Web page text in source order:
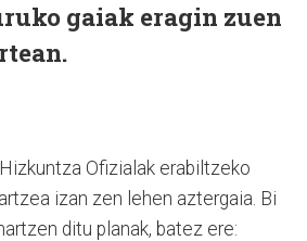
gaiak eragin zuen
Ofizialak erabiltzeko
izan zen lehen aztergaia. Bi
ditu planak, batez ere: